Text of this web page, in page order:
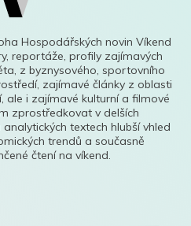
Hospodářských novin Víkend
reportáže, profily zajímavých
z byznysového, sportovního
zajímavé články z oblasti
ale i zajímavé kulturní a filmové
zprostředkovat v delších
textech hlubší vhled
trendů a současně
čtení na víkend.